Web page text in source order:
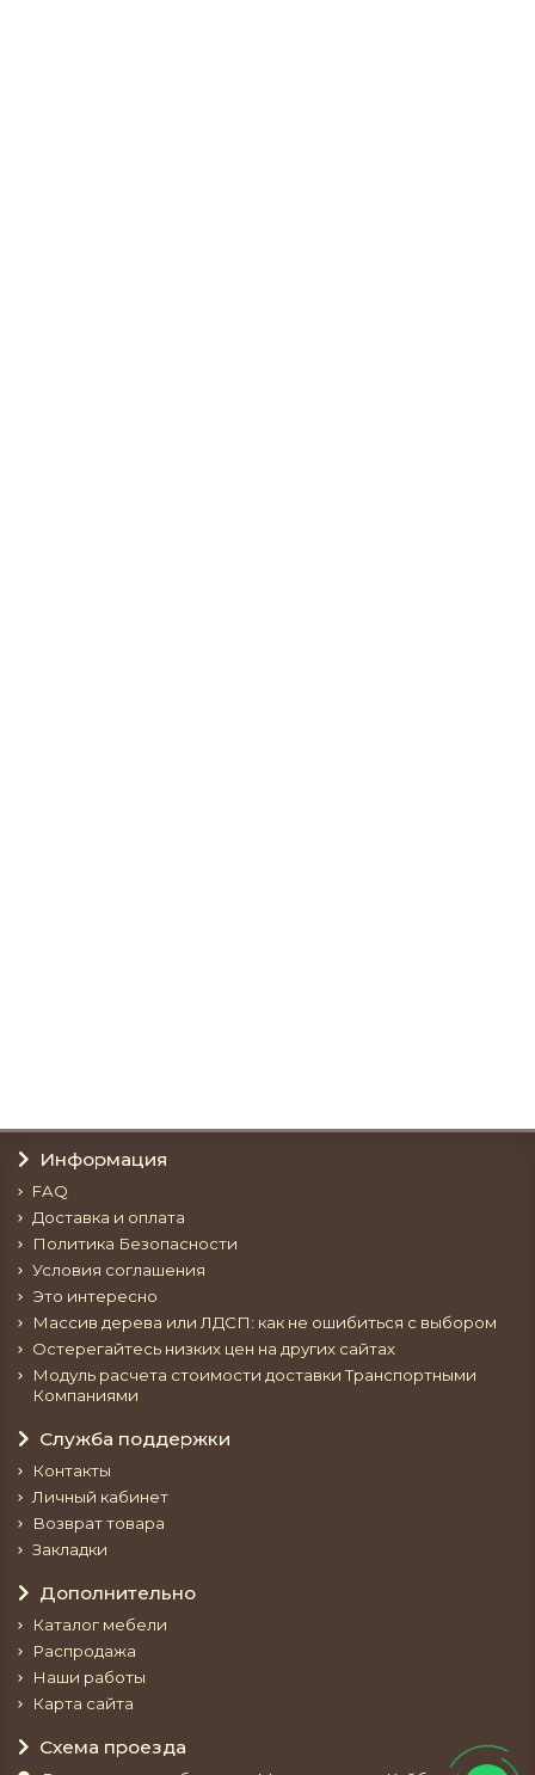
Информация
FAQ
Доставка и оплата
Политика Безопасности
Условия соглашения
Это интересно
Массив дерева или ЛДСП: как не ошибиться с выбором
Остерегайтесь низких цен на других сайтах
Модуль расчета стоимости доставки Транспортными
Компаниями
Служба поддержки
Контакты
Личный кабинет
Возврат товара
Закладки
Дополнительно
Каталог мебели
Распродажа
Наши работы
Карта сайта
Схема проезда